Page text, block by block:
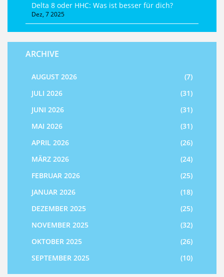
Delta 8 oder HHC: Was ist besser für dich?
Dez, 7 2025
ARCHIVE
AUGUST 2026
(7)
JULI 2026
(31)
JUNI 2026
(31)
MAI 2026
(31)
APRIL 2026
(26)
MÄRZ 2026
(24)
FEBRUAR 2026
(25)
JANUAR 2026
(18)
DEZEMBER 2025
(25)
NOVEMBER 2025
(32)
OKTOBER 2025
(26)
SEPTEMBER 2025
(10)